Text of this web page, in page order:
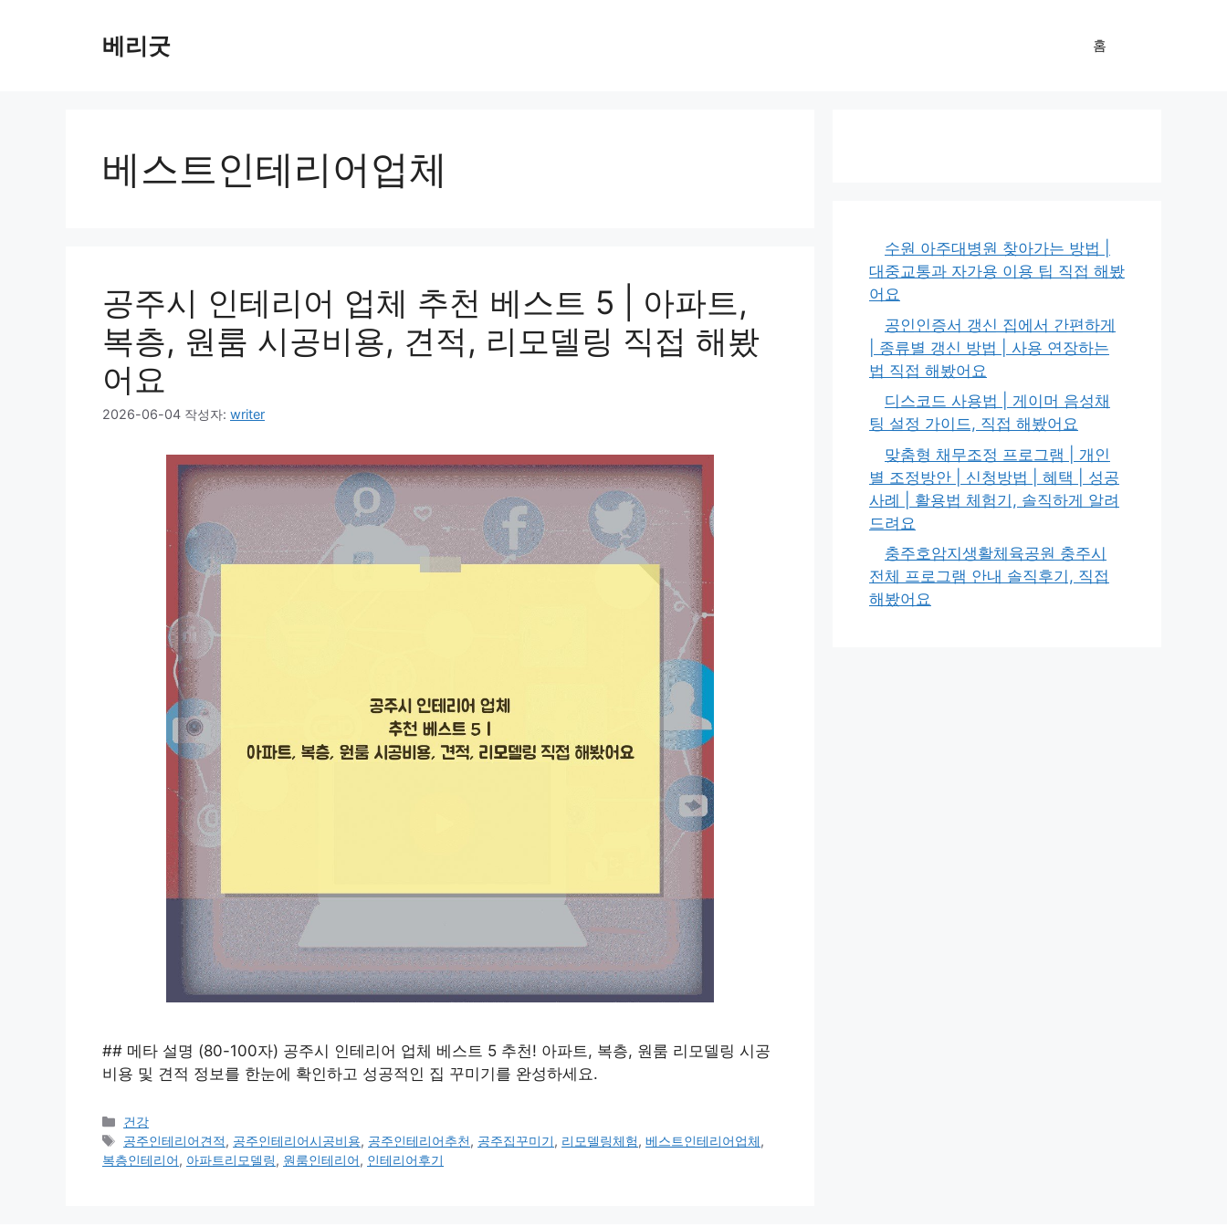
베리굿 홈
베스트인테리어업체
공주시 인테리어 업체 추천 베스트 5 | 아파트,
복층, 원룸 시공비용, 견적, 리모델링 직접 해봤
어요
2026-06-04 작성자: writer
## 메타 설명 (80-100자) 공주시 인테리어 업체 베스트 5 추천! 아파트, 복층, 원룸 리모델링 시공
비용 및 견적 정보를 한눈에 확인하고 성공적인 집 꾸미기를 완성하세요.
카
테
고
건강
태
그
공주인테리어견적, 공주인테리어시공비용, 공주인테리어추천, 공주집꾸미기, 리모델링체험,베스트인테리어업체,
복층인테리어, 아파트리모델링, 원룸인테리어, 인테리어후기
수원 아주대병원 찾아가는 방법 |
대중교통과 자가용 이용 팁 직접 해봤
어요
공인인증서 갱신 집에서 간편하게
| 종류별 갱신 방법 | 사용 연장하는
법 직접 해봤어요
디스코드 사용법 | 게이머 음성채
팅 설정 가이드, 직접 해봤어요
맞춤형 채무조정 프로그램 | 개인
별 조정방안 | 신청방법 | 혜택 | 성공
사례 | 활용법 체험기, 솔직하게 알려
드려요
충주호암지생활체육공원 충주시
전체 프로그램 안내 솔직후기, 직접
해봤어요